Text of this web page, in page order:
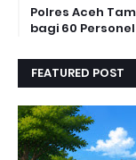
Polres Aceh
bagi 60
FEATURED POST